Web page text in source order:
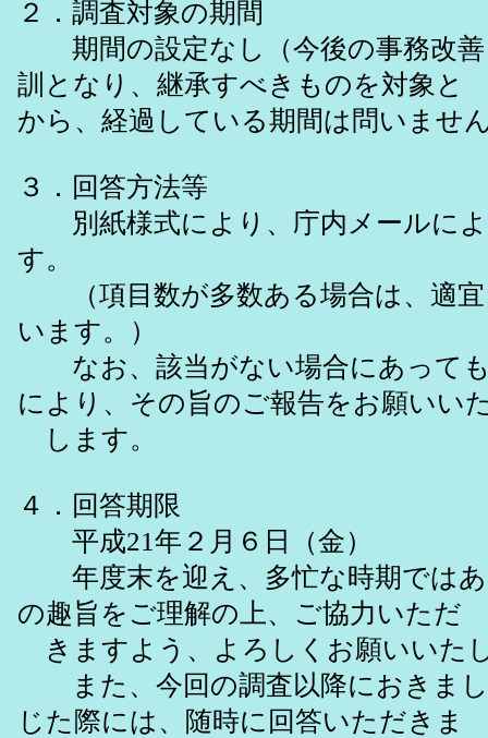
２．調査対象の期間
期間の設定なし（今後の事務改善
訓となり、継承すべきものを対象
から、経過している期間は問いませ
３．回答方法等
別紙様式により、庁内メールによ
す。
（項目数が多数ある場合は、適宜
います。）
なお、該当がない場合にあっても
により、その旨のご報告をお願いい
します。
４．回答期限
平成21年２月６日（金）
年度末を迎え、多忙な時期ではあ
の趣旨をご理解の上、ご協力いただ
きますよう、よろしくお願いいた
また、今回の調査以降におきまし
じた際には、随時に回答いただきま